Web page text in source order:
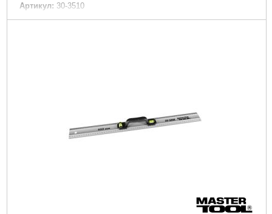
Артикул: 30-3510
Код товара: 27.43.49